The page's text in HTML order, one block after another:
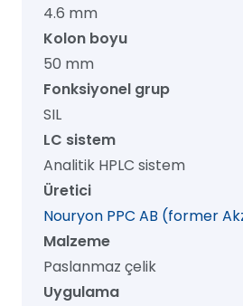
µm,
mm
mm,
1/pk
adet
4.6 mm
Kolon boyu
50 mm
Fonksiyonel grup
SIL
LC sistem
Analitik HPLC sistem
Üretici
Nouryon PPC AB (former
Malzeme
Paslanmaz çelik
Uygulama